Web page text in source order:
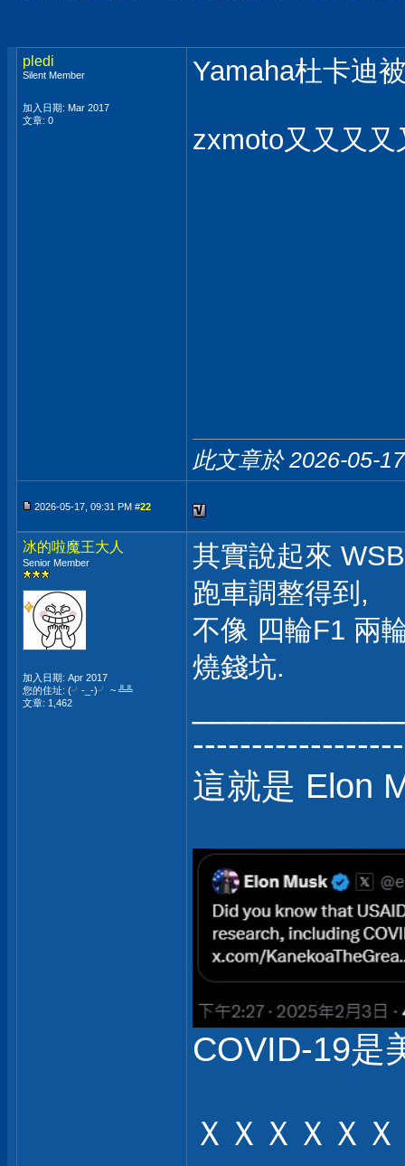
pledi
Silent Member
加入日期: Mar 2017
文章: 0
Yamaha杜卡迪
zxmoto又又又
此文章於 2026-05-
2026-05-17, 09:31 PM #22
冰的啦魔王大人
Senior Member
加入日期: Apr 2017
您的住址: (╯-_-)╯ ~ ╩╩
文章: 1,462
其實說起來
跑車調整得到,
不像 四輪F1 兩
燒錢坑.
這就是 Elon
COVID-19是
ＸＸＸＸＸ